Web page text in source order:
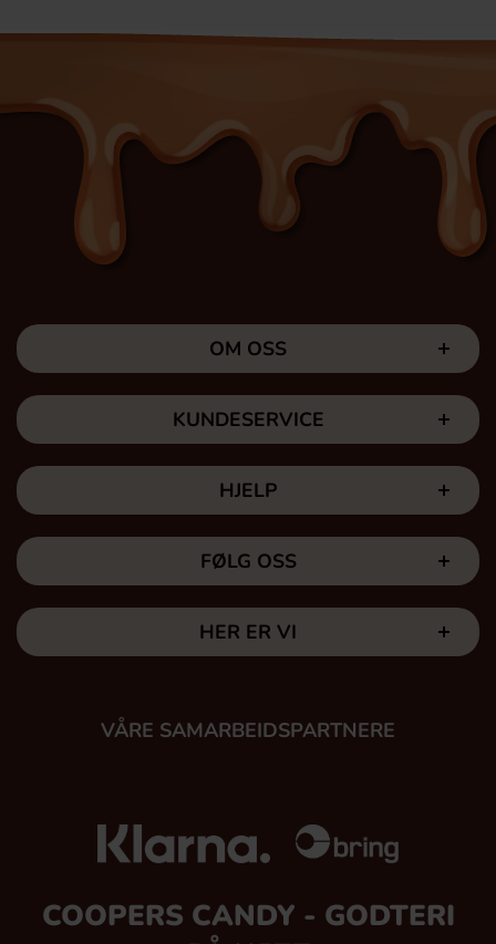
OM OSS
KUNDESERVICE
HJELP
FØLG OSS
HER ER VI
VÅRE SAMARBEIDSPARTNERE
COOPERS CANDY - GODTERI